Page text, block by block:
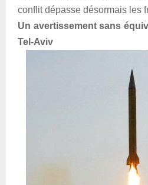
conflit dépasse désormais les
Un avertissement sans
Tel-Aviv